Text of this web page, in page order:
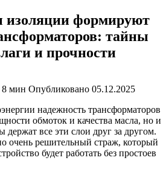
изоляции формируют
тайны
и прочности
8 мин Опубликовано 05.12.2025
надежность трансформаторов
обмоток и качества масла, но и
держат все эти слои друг за другом.
очень решительный страж, который
будет работать без простоев